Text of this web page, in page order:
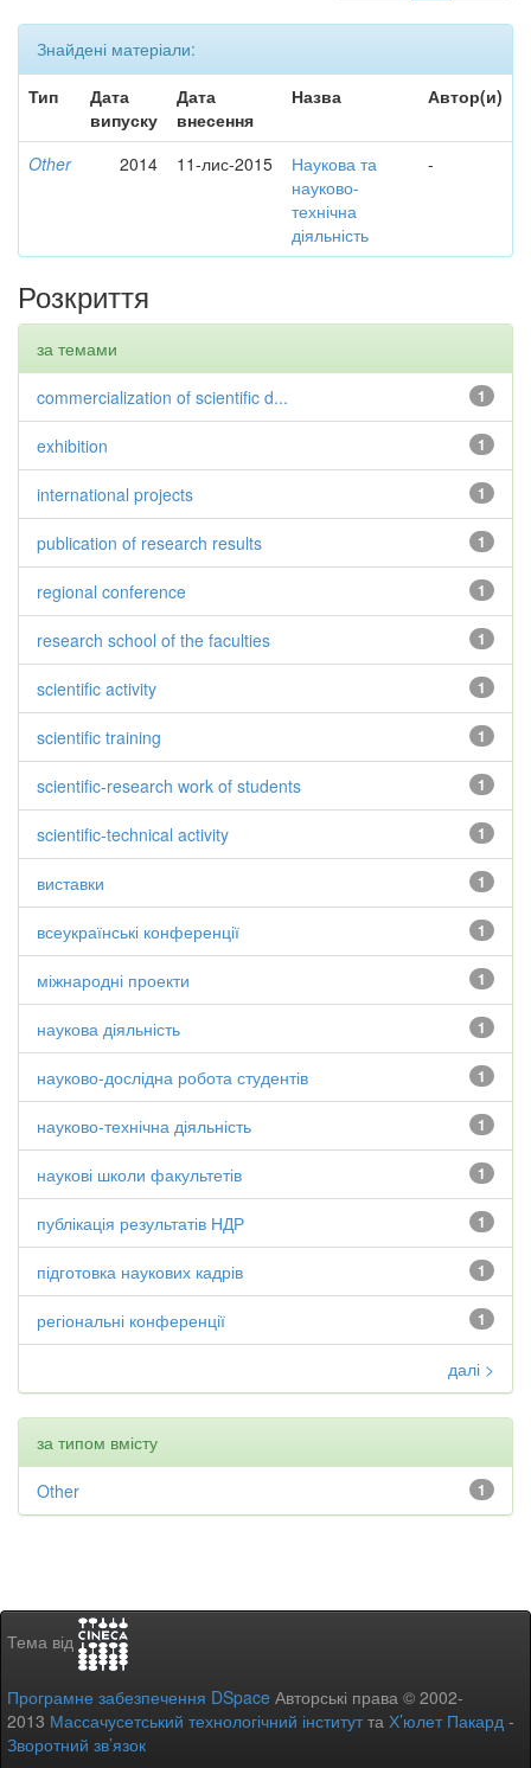
Знайдені матеріали:
Тип
Дата
випуску
Дата
внесення
Назва Автор(и)
Other 2014 11-лис-2015
Наукова та
науково-
технічна
діяльність
-
Розкриття
за темами
1
commercialization of scientific d...
1
exhibition
1
international projects
1
publication of research results
1
regional conference
1
research school of the faculties
1
scientific activity
1
scientific training
1
scientific-research work of students
1
scientific-technical activity
1
виставки
1
всеукраїнські конференції
1
міжнародні проекти
1
наукова діяльність
1
науково-дослідна робота студентів
1
науково-технічна діяльність
1
наукові школи факультетів
1
публікація результатів НДР
1
підготовка наукових кадрів
1
регіональні конференції
далі >
за типом вмісту
1
Other
Тема від
Програмне забезпечення DSpace Авторські права © 2002-
2013 Массачусетський технологічний інститутта Х’юлет Пакард -
Зворотний зв’язок